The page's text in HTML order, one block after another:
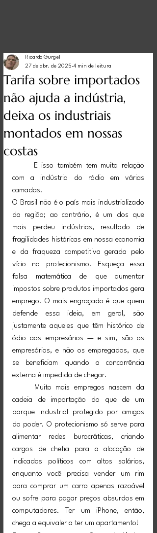
Tarifa sobre importados
não ajuda a indústria,
deixa os industriais
montados em nossas
costas
Ricardo Gurgel
27 de abr. de 2025 4 min de leitura
com a indústria do rádio em várias
camadas.
O Brasil não é o país mais industrializado
da região; ao contrário, é um dos que
mais perdeu indústrias, resultado de
fragilidades históricas em nossa economia
e da fraqueza competitiva gerada pelo
vício no protecionismo. Esqueça essa
falsa matemática de que aumentar
impostos sobre produtos importados gera
emprego. O mais engraçado é que quem
defende essa ideia, em geral, são
justamente aqueles que têm histórico de
ódio aos empresários — e sim, são os
empresários, e não os empregados, que
se beneficiam quando a concorrência
externa é impedida de chegar.
cadeia de importação do que de um
parque industrial protegido por amigos
do poder. O protecionismo só serve para
alimentar redes burocráticas, criando
cargos de chefia para a alocação de
indicados políticos com altos salários,
enquanto você precisa vender um rim
para comprar um carro apenas razoável
ou sofre para pagar preços absurdos em
computadores. Ter um iPhone, então,
chega a equivaler a ter um apartamento!